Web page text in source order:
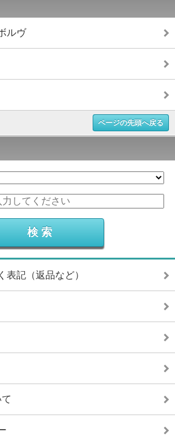
ルヴ
ページの先頭へ戻る
表記（返品など）